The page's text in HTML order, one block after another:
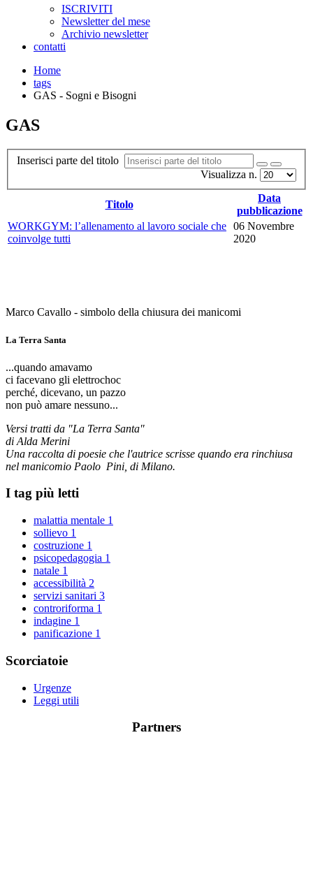
ISCRIVITI
Newsletter del mese
Archivio newsletter
contatti
Home
tags
GAS - Sogni e Bisogni
GAS
Inserisci parte del titolo
Visualizza n.
Titolo
Data
pubblicazione
WORKGYM: l’allenamento al lavoro sociale che
coinvolge tutti
06 Novembre
2020
Marco Cavallo - simbolo della chiusura dei manicomi
La Terra Santa
...quando amavamo
ci facevano gli elettrochoc
perché, dicevano, un pazzo
non può amare nessuno...
Versi tratti da "La Terra Santa"
di Alda Merini
Una raccolta di poesie che l'autrice scrisse quando era rinchiusa
nel manicomio Paolo Pini, di Milano.
I tag più letti
malattia mentale 1
sollievo 1
costruzione 1
psicopedagogia 1
natale 1
accessibilità 2
servizi sanitari 3
controriforma 1
indagine 1
panificazione 1
Scorciatoie
Urgenze
Leggi utili
Partners